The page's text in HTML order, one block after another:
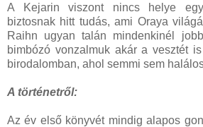
A Kejarin viszont nincs helye
biztosnak hitt tudás, ami Oraya
Raihn ugyan talán mindenkinél
bimbózó vonzalmuk akár a vesztét
birodalomban, ahol semmi sem
A történetről:
Az év első könyvét mindig alapos